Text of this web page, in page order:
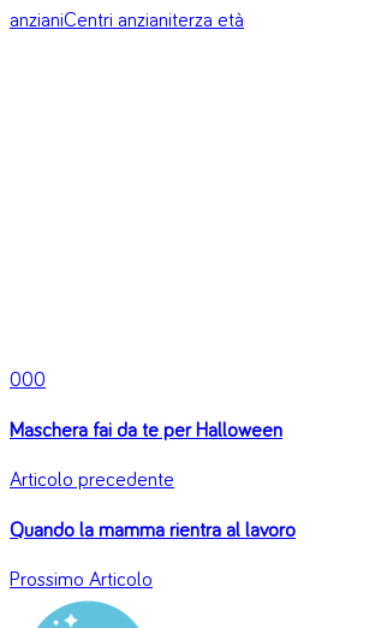
anzianiCentri anzianiterza età
000
Maschera fai da te per Halloween
Articolo precedente
Quando la mamma rientra al lavoro
Prossimo Articolo